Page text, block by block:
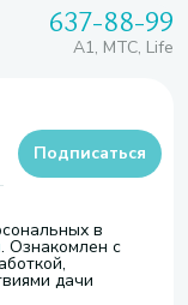
637-88-99
A1, МТС, Life
в
. Ознакомлен с
дачи
Подписаться